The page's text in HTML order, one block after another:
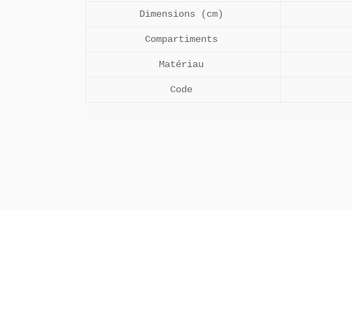
Dimensions (cm)
Compartiments
Matériau
Code